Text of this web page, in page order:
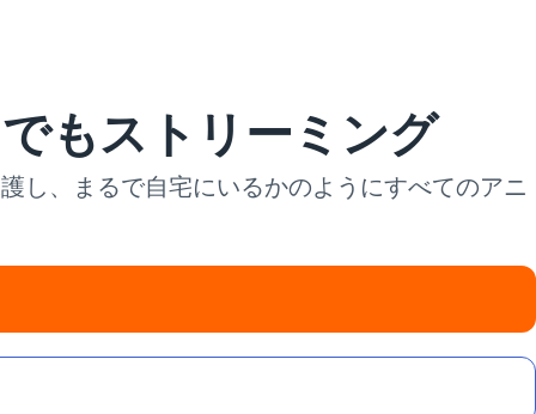
もストリーミング
し、まるで自宅にいるかのようにすべてのアニ